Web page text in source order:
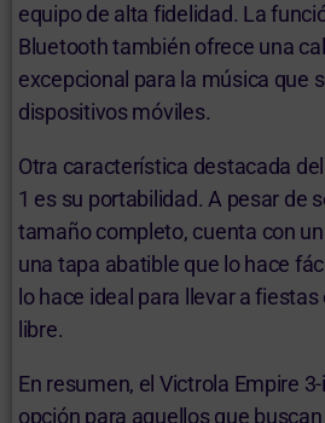
equipo de alta fidelidad. La
Bluetooth también ofrece una
excepcional para la música que
dispositivos móviles.
Otra característica destacada
1 es su portabilidad. A pesar de
tamaño completo, cuenta con
una tapa abatible que lo hace
lo hace ideal para llevar a
libre.
En resumen, el Victrola Empire
opción para aquellos que